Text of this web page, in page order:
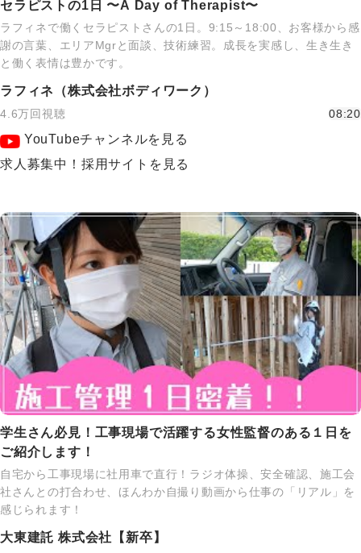
セラピストの1日 〜A Day of Therapist〜
ラフィネで働くセラピストさんの1日。9:15～18:00、お客様から感
謝の言葉、エリアMgrと面談、技術練習。成長を実感し、生き生き
と働く表情は豊かです。
ラフィネ（株式会社ボディワーク）
4.6万回視聴 08:20
YouTubeチャンネルを見る
求人募集中！採用サイトを見る
学生さん必見！工事現場で活躍する女性監督のある１日を
ご紹介します！
自宅から工事現場に社用車で直行！ラジオ体操、安全確認、施工会
社さんとの打合わせ、ほんわか自撮り動画から仕事の「リアル」を
感じられます！
大東建託 株式会社【新卒】